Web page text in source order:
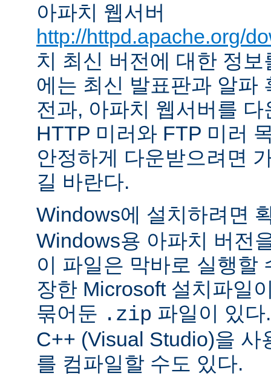
아파치 웹서버
http://httpd.apache.org/
치 최신 버전에 대한 정
에는 최신 발표판과 알파
전과, 아파치 웹서버를
HTTP 미러와 FTP 미러
안정하게 다운받으려면
길 바란다.
Windows에 설치하려면
Windows용 아파치 버전
이 파일은 막바로 실행할
장한 Microsoft 설치파일
묶어둔 .zip 파일이 있
C++ (Visual Studio)을 사
를 컴파일할 수도 있다.